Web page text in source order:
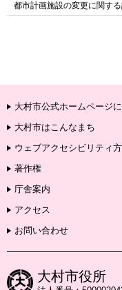
都市計画施設の変更に関す
大村市公式ホームページ
大村市はこんなまち
ウェブアクセシビリティ
著作権
庁舎案内
アクセス
お問い合わせ
大村市役所